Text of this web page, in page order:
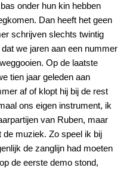
onder hun kin hebben
Dan heeft het geen
schrijven slechts twintig
we jaren aan een nummer
Op de laatste
tien jaar geleden aan
af of klopt hij bij de rest
ons eigen instrument, ik
van Ruben, maar
muziek. Zo speel ik bij
de zanglijn had moeten
de eerste demo stond,